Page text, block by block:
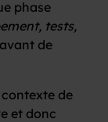
phase
tests,
de
de
et donc